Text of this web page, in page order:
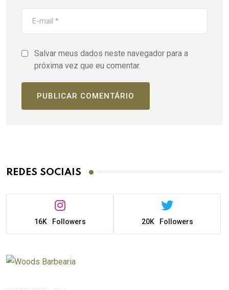
Salvar meus dados neste navegador para a
próxima vez que eu comentar.
REDES SOCIAIS
16K Followers 20K Followers